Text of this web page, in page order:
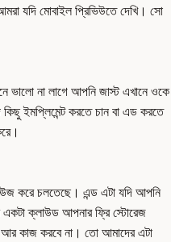
যদি মোবাইল প্রিভিউতে দেখি। সো
ভালো না লাগে আপনি জাস্ট এখানে ওকে
ইমপ্লিমেন্ট করতে চান বা এড করতে
করে চলতেছে। এন্ড এটা যদি আপনি
একটা ক্লাউড আপনার ফ্রি স্টোরেজ
আর কাজ করবে না। তো আমাদের এটা